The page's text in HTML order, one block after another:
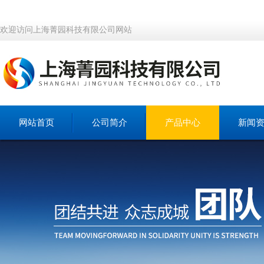
欢迎访问上海菁园科技有限公司网站
网站首页 公司简介 产品中心 新闻